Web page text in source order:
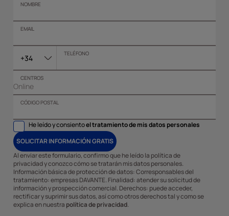
NOMBRE
EMAIL
+34 TELÉFONO
CENTROS
CÓDIGO POSTAL
He leído y consientoel tratamiento de mis datos personales
SOLICITAR INFORMACIÓN GRATIS
Al enviar este formulario, confirmo que he leído la política de
privacidad y conozco cómo se tratarán mis datos personales.
Información básica de protección de datos: Corresponsables del
tratamiento: empresas DAVANTE. Finalidad: atender su solicitud de
información y prospección comercial. Derechos: puede acceder,
rectificar y suprimir sus datos, así como otros derechos tal y como se
explica en nuestra política de privacidad.